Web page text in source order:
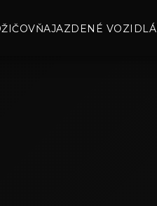
JAZDENÉ VOZIDLÁ